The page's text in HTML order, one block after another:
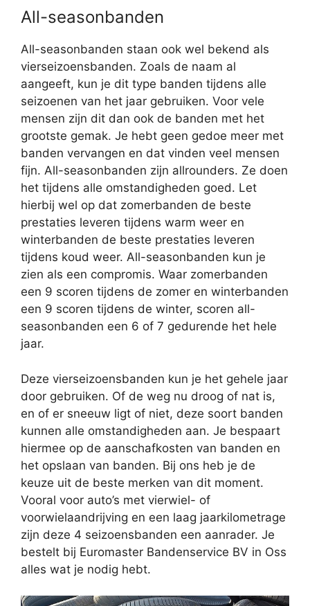
All-seasonbanden
All-seasonbanden staan ook wel bekend als
vierseizoensbanden. Zoals de naam al
aangeeft, kun je dit type banden tijdens alle
seizoenen van het jaar gebruiken. Voor vele
mensen zijn dit dan ook de banden met het
grootste gemak. Je hebt geen gedoe meer met
banden vervangen en dat vinden veel mensen
fijn. All-seasonbanden zijn allrounders. Ze doen
het tijdens alle omstandigheden goed. Let
hierbij wel op dat zomerbanden de beste
prestaties leveren tijdens warm weer en
winterbanden de beste prestaties leveren
tijdens koud weer. All-seasonbanden kun je
zien als een compromis. Waar zomerbanden
een 9 scoren tijdens de zomer en winterbanden
een 9 scoren tijdens de winter, scoren all-
seasonbanden een 6 of 7 gedurende het hele
jaar.
Deze vierseizoensbanden kun je het gehele jaar
door gebruiken. Of de weg nu droog of nat is,
en of er sneeuw ligt of niet, deze soort banden
kunnen alle omstandigheden aan. Je bespaart
hiermee op de aanschafkosten van banden en
het opslaan van banden. Bij ons heb je de
keuze uit de beste merken van dit moment.
Vooral voor auto’s met vierwiel- of
voorwielaandrijving en een laag jaarkilometrage
zijn deze 4 seizoensbanden een aanrader. Je
bestelt bij Euromaster Bandenservice BV in Oss
alles wat je nodig hebt.